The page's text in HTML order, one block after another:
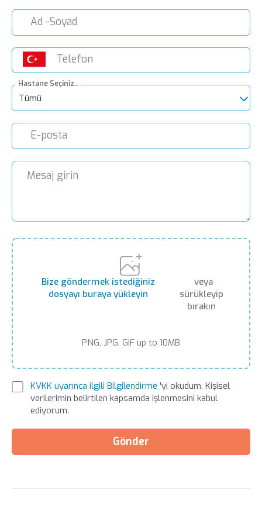
Hastane Seçiniz..
Tümü
Bize göndermek istediğiniz
dosyayı buraya yükleyin
veya
sürükleyip
bırakın
PNG, JPG, GIF up to 10MB
KVKK uyarınca ilgili Bilgilendirme 'yi okudum. Kişisel
verilerimin belirtilen kapsamda işlenmesini kabul
ediyorum.
Gönder